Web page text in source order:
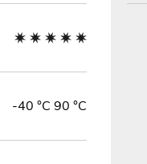
-40 °C 90 °C